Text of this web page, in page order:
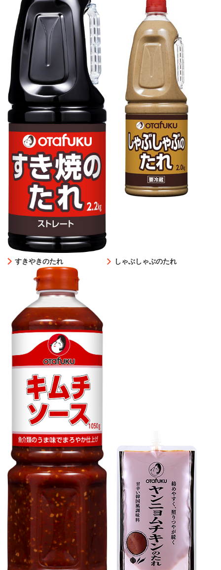
すきやきのたれ しゃぶしゃぶのたれ